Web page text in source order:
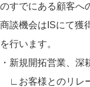
のすでにある顧客へ
商談機会はISにて獲
を行います。
・新規開拓営業、深
∟お客様とのリレ